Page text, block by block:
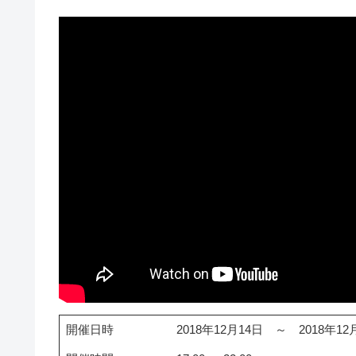
開催日時 2018年12月14日 ～ 2018年12